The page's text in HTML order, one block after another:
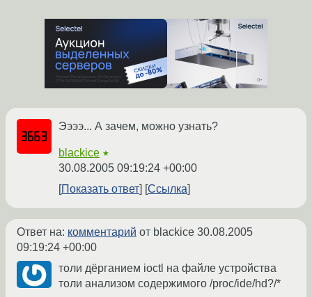
Ээээ... А зачем, можно узнать?
blackice ★
30.08.2005 09:19:24 +00:00
Показать ответ
Ссылка
Ответ на: комментарий от blackice 30.08.2005
09:19:24 +00:00
толи дёрганием ioctl на файле устройства
толи анализом содержимого /proc/ide/hd?/*